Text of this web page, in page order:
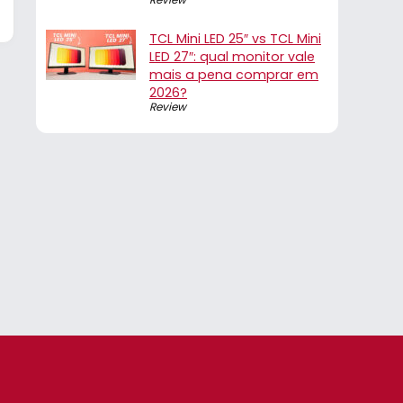
TCL Mini LED 25″ vs TCL Mini
LED 27″: qual monitor vale
mais a pena comprar em
2026?
Review